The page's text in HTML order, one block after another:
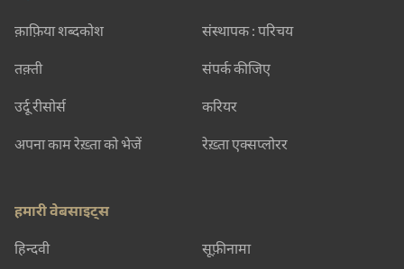
क़ाफ़िया शब्दकोश
तक़्ती
उर्दू रीसोर्स
अपना काम रेख़्ता को भेजें
संस्थापक : परिचय
संपर्क कीजिए
करियर
रेख़्ता एक्सप्लोरर
हमारी वेबसाइट्स
हिन्दवी सूफ़ीनामा